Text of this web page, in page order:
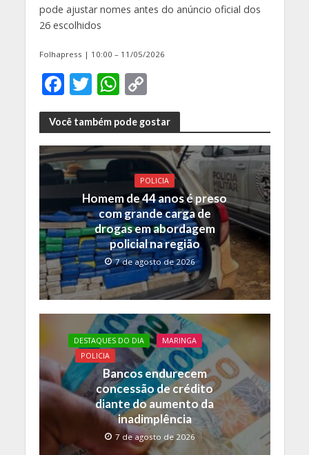
pode ajustar nomes antes do anúncio oficial dos
26 escolhidos
Folhapress | 10:00 – 11/05/2026
F
ac
e
b
o
o
k
T
w
itt
er
W
h
at
s
p
p
C
o
p
y
Li
n
k
Você também pode gostar
POLICIA
Homem de 44 anos é preso
com grande carga de
drogas em abordagem
policial na região
7 de agosto de 2026
DESTAQUES DO DIA
MARINGA
POLICIA
Bancos endurecem
concessão de crédito
diante do aumento da
inadimplência
7 de agosto de 2026